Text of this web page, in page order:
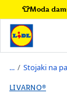
👕Moda
/ Stojaki na
LIVARNO®